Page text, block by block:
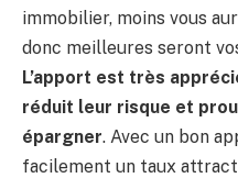
immobilier, moins vous
donc meilleures seront
L’apport est très
réduit leur risque et
épargner. Avec un bon
facilement un taux